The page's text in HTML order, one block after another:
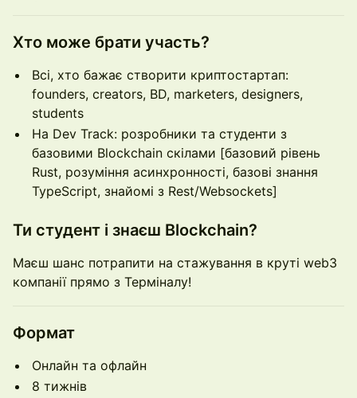
Хто може брати участь?
Всі, хто бажає створити криптостартап:
founders, creators, BD, marketers, designers,
students
На Dev Track: розробники та студенти з
базовими Blockchain скілами [базовий рівень
Rust, розуміння асинхронності, базові знання
TypeScript, знайомі з Rest/Websockets]
Ти студент і знаєш Blockchain?
Маєш шанс потрапити на стажування в круті web3
компанії прямо з Терміналу!
Формат
Онлайн та офлайн
8 тижнів